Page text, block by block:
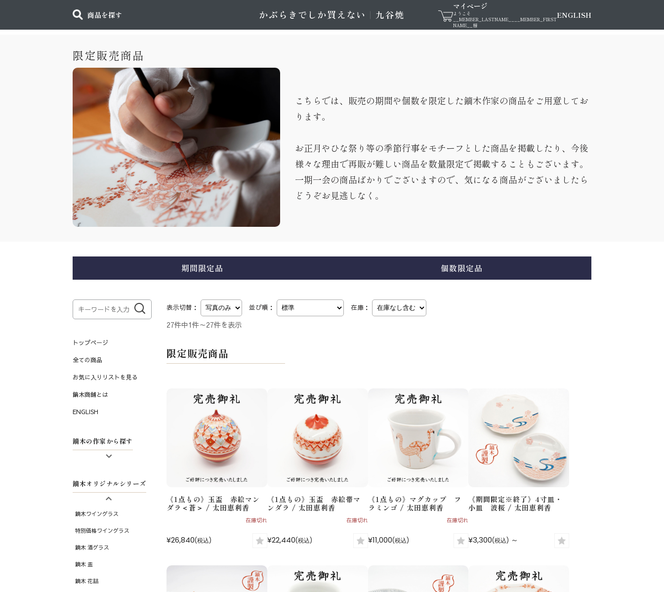
商品を探す
マイページ
ようこそ
__MEMBER_LASTNAME__
__MEMBER_FIRST
NAME__ 様
ENGLISH
限定販売商品
こちらでは、販売の期間や個数を限定した鏑木作家の商品をご用意してお
ります。
お正月やひな祭り等の季節行事をモチーフとした商品を掲載したり、今後
様々な理由で再販が難しい商品を数量限定で掲載することもございます。
一期一会の商品ばかりでございますので、気になる商品がございましたら
どうぞお見逃しなく。
期間限定品 個数限定品
トップページ
全ての商品
お気に入りリストを見る
鏑木商舗とは
ENGLISH
鏑木の作家から探す
藤木美里
鏑木オリジナルシリーズ
鏑木ワイングラス
特別価格ワイングラス
鏑木 酒グラス
鏑木 盃
鏑木 花詰
表示切替： 並び順： 在庫：
27件中1件～27件を表示
限定販売商品
《1点もの》玉盃 赤絵マン
ダラ＜蒼＞ / 太田恵利香
¥26,840(税込)
在庫切れ
《1点もの》玉盃 赤絵帯マ
ンダラ / 太田恵利香
¥22,440(税込)
在庫切れ
《1点もの》マグカップ フ
ラミンゴ / 太田恵利香
¥11,000(税込)
在庫切れ
《期間限定※終了》4寸皿・
小皿 波桜 / 太田恵利香
¥3,300(税込) ～